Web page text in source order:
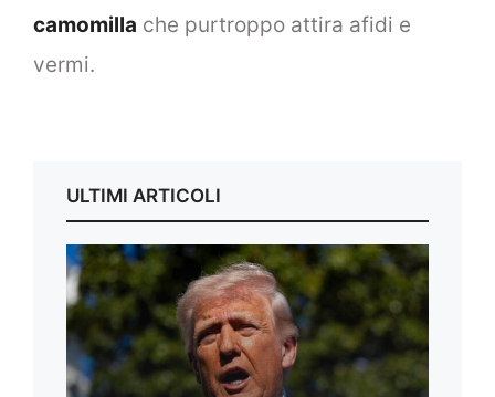
camomilla che purtroppo attira afidi e
vermi.
ULTIMI ARTICOLI